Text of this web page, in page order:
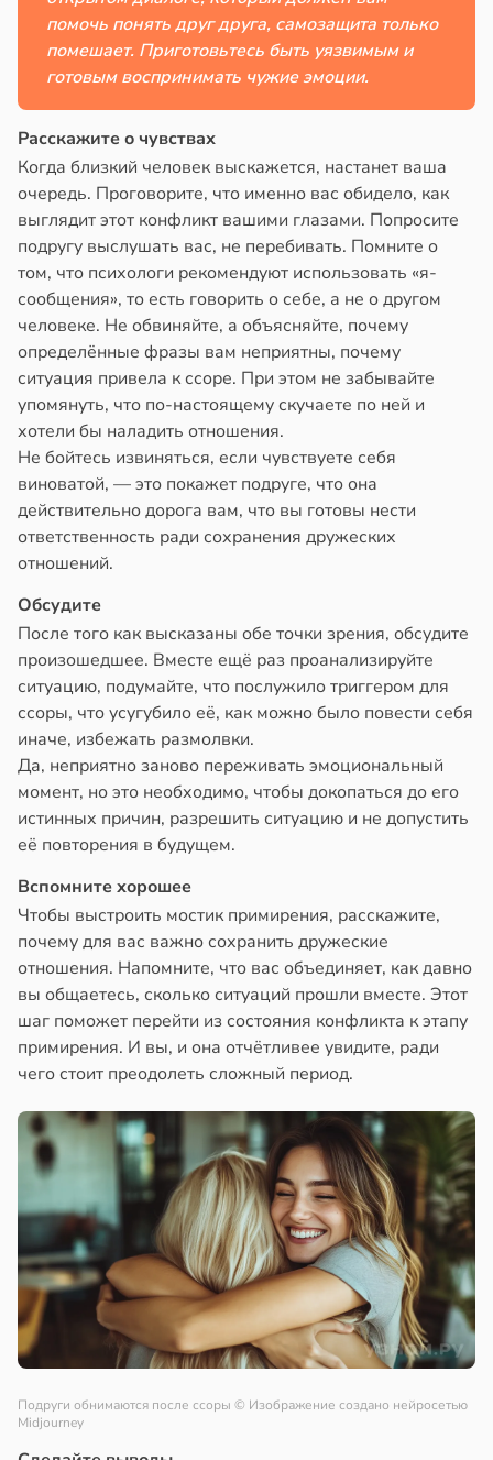
помочь понять друг друга, самозащита только
помешает. Приготовьтесь быть уязвимым и
готовым воспринимать чужие эмоции.
Расскажите о чувствах
Когда близкий человек выскажется, настанет ваша
очередь. Проговорите, что именно вас обидело, как
выглядит этот конфликт вашими глазами. Попросите
подругу выслушать вас, не перебивать. Помните о
том, что психологи рекомендуют использовать «я-
сообщения», то есть говорить о себе, а не о другом
человеке. Не обвиняйте, а объясняйте, почему
определённые фразы вам неприятны, почему
ситуация привела к ссоре. При этом не забывайте
упомянуть, что по-настоящему скучаете по ней и
хотели бы наладить отношения.
Не бойтесь извиняться, если чувствуете себя
виноватой, — это покажет подруге, что она
действительно дорога вам, что вы готовы нести
ответственность ради сохранения дружеских
отношений.
Обсудите
После того как высказаны обе точки зрения, обсудите
произошедшее. Вместе ещё раз проанализируйте
ситуацию, подумайте, что послужило триггером для
ссоры, что усугубило её, как можно было повести себя
иначе, избежать размолвки.
Да, неприятно заново переживать эмоциональный
момент, но это необходимо, чтобы докопаться до его
истинных причин, разрешить ситуацию и не допустить
её повторения в будущем.
Вспомните хорошее
Чтобы выстроить мостик примирения, расскажите,
почему для вас важно сохранить дружеские
отношения. Напомните, что вас объединяет, как давно
вы общаетесь, сколько ситуаций прошли вместе. Этот
шаг поможет перейти из состояния конфликта к этапу
примирения. И вы, и она отчётливее увидите, ради
чего стоит преодолеть сложный период.
Подруги обнимаются после ссоры © Изображение создано нейросетью
Midjourney